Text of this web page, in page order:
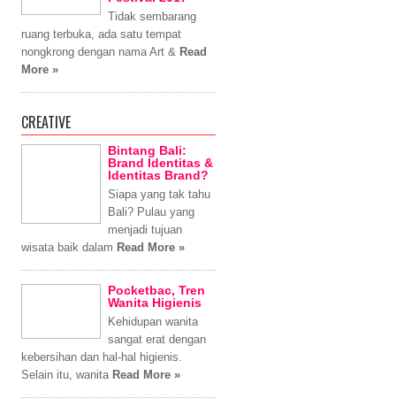
Tidak sembarang
ruang terbuka, ada satu tempat
nongkrong dengan nama Art & Read
More »
CREATIVE
Bintang Bali:
Brand Identitas &
Identitas Brand?
Siapa yang tak tahu
Bali? Pulau yang
menjadi tujuan
wisata baik dalam Read More »
Pocketbac, Tren
Wanita Higienis
Kehidupan wanita
sangat erat dengan
kebersihan dan hal-hal higienis.
Selain itu, wanita Read More »